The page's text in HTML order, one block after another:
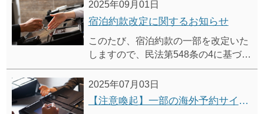
定いたしました。
2025年09月01日
宿泊約款改定に関するお知らせ
このたび、宿泊約款の一部を改定いた
しますので、民法第548条の4に基づ
き、事前にご案内申し上げます。
改定後の宿泊約款は、2025年10月1日
（予定）より適用開始いたします。
2025年07月03日
【注意喚起】一部の海外予約サイト（Agoda等）ご利用時の注意事項に関するご案内